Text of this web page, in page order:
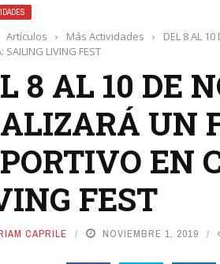
Artículos › Más Actividades ›
DEL 8 AL 10
SAILING LIVING FEST
8 AL 10 DE
UN
EN
FEST
CAPRILE NOVIEMBRE 1, 2019